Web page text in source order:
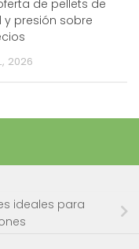
de pellets de
y presión sobre
2026
ideales para